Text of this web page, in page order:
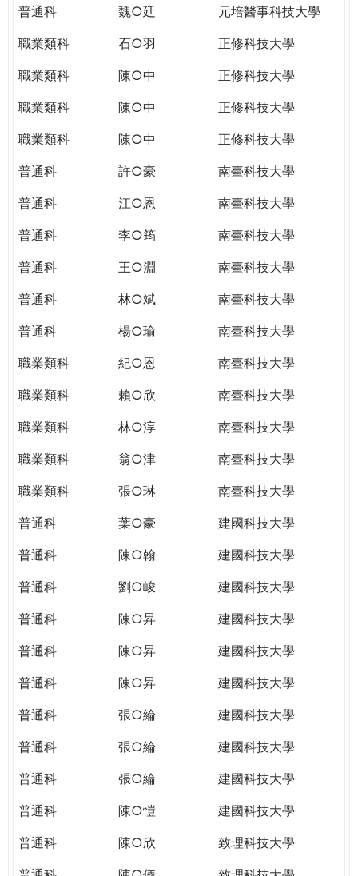
普通科
魏○廷
元培醫事科技大學
職業類科
石○羽
正修科技大學
職業類科
陳○中
正修科技大學
職業類科
陳○中
正修科技大學
職業類科
陳○中
正修科技大學
普通科
許○豪
南臺科技大學
普通科
江○恩
南臺科技大學
普通科
李○筠
南臺科技大學
普通科
王○淵
南臺科技大學
普通科
林○斌
南臺科技大學
普通科
楊○瑜
南臺科技大學
職業類科
紀○恩
南臺科技大學
職業類科
賴○欣
南臺科技大學
職業類科
林○淳
南臺科技大學
職業類科
翁○津
南臺科技大學
職業類科
張○琳
南臺科技大學
普通科
葉○豪
建國科技大學
普通科
陳○翰
建國科技大學
普通科
劉○峻
建國科技大學
普通科
陳○昇
建國科技大學
普通科
陳○昇
建國科技大學
普通科
陳○昇
建國科技大學
普通科
張○綸
建國科技大學
普通科
張○綸
建國科技大學
普通科
張○綸
建國科技大學
普通科
陳○愷
建國科技大學
普通科
陳○欣
致理科技大學